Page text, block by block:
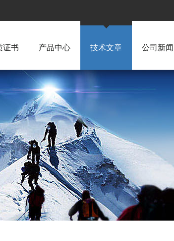
证书 产品中心 技术文章 公司新闻